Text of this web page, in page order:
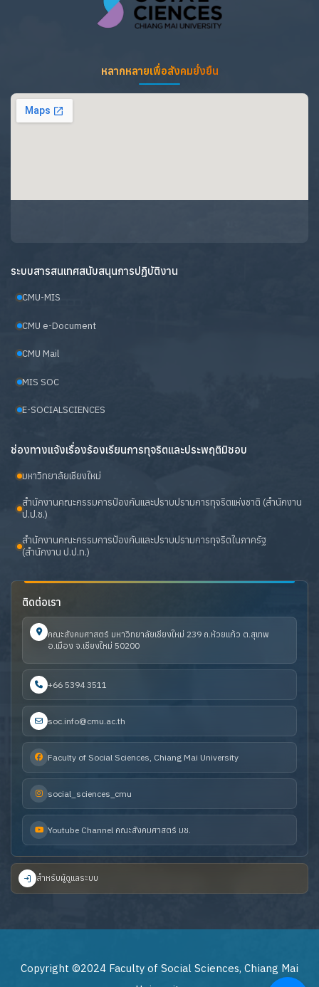
หลากหลายเพื่อสังคมยั่งยืน
ระบบสารสนเทศสนับสนุนการปฏิบัติงาน
CMU-MIS
CMU e-Document
CMU Mail
MIS SOC
E-SOCIALSCIENCES
ช่องทางแจ้งเรื่องร้องเรียนการทุจริตและประพฤติมิชอบ
มหาวิทยาลัยเชียงใหม่
สำนักงานคณะกรรมการป้องกันและปราบปรามการทุจริตแห่งชาติ (สำนักงาน
ป.ป.ช.)
สำนักงานคณะกรรมการป้องกันและปราบปรามการทุจริตในภาครัฐ
(สำนักงาน ป.ป.ท.)
ติดต่อเรา
คณะสังคมศาสตร์ มหาวิทยาลัยเชียงใหม่ 239 ถ.ห้วยแก้ว ต.สุเทพ
อ.เมือง จ.เชียงใหม่ 50200
+66 5394 3511
soc.info@cmu.ac.th
Faculty of Social Sciences, Chiang Mai University
social_sciences_cmu
Youtube Channel คณะสังคมศาสตร์ มช.
สำหรับผู้ดูแลระบบ
Copyright ©2024 Faculty of Social Sciences, Chiang Mai